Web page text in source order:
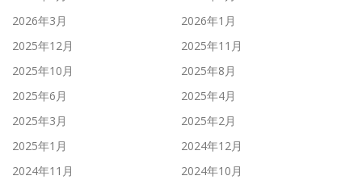
2026年3月
2026年1月
2025年12月
2025年11月
2025年10月
2025年8月
2025年6月
2025年4月
2025年3月
2025年2月
2025年1月
2024年12月
2024年11月
2024年10月